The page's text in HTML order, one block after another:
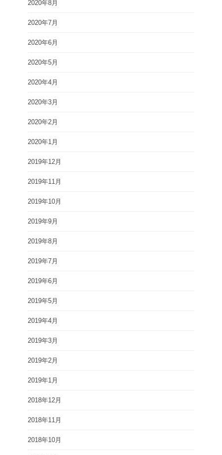
2020年8月
2020年7月
2020年6月
2020年5月
2020年4月
2020年3月
2020年2月
2020年1月
2019年12月
2019年11月
2019年10月
2019年9月
2019年8月
2019年7月
2019年6月
2019年5月
2019年4月
2019年3月
2019年2月
2019年1月
2018年12月
2018年11月
2018年10月